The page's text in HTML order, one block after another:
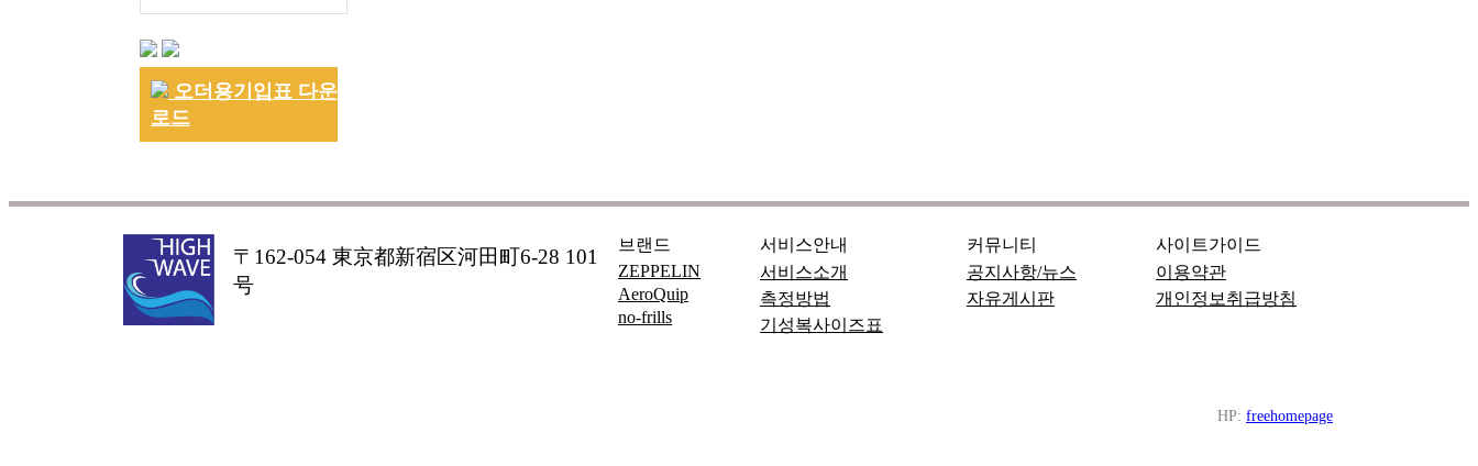
오더용기입표 다운
로드
〒162-054 東京都新宿区河田町6-28 101
号
브랜드
ZEPPELIN
AeroQuip
no-frills
서비스안내
서비스소개
측정방법
기성복사이즈표
커뮤니티
공지사항/뉴스
자유게시판
사이트가이드
이용약관
개인정보취급방침
HP: freehomepage